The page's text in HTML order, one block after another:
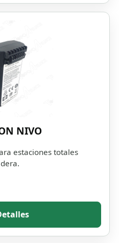
NIVO
estaciones totales